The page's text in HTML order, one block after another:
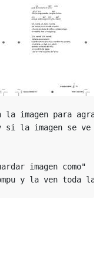
imagen para
la imagen se ve
imagen como"
y la ven toda la